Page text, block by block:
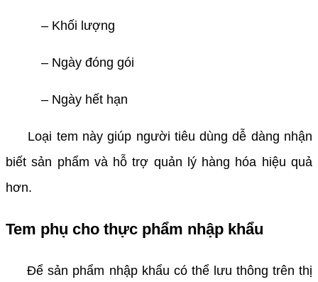
– Khối lượng
– Ngày đóng gói
– Ngày hết hạn
Loại tem này giúp người tiêu dùng dễ dàng nhận
biết sản phẩm và hỗ trợ quản lý hàng hóa hiệu quả
hơn.
Tem phụ cho thực phẩm nhập khẩu
Để sản phẩm nhập khẩu có thể lưu thông trên thị